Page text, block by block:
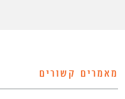
מאמרים קשורים